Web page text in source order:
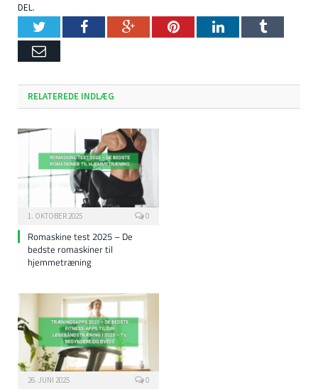
DEL.
TwitterFacebookGoogle+PinterestLinkedInTumblr
Email
RELATEREDE INDLÆG
1. OKTOBER 2025 0
Romaskine test 2025 – De
bedste romaskiner til
hjemmetræning
26. JUNI 2025 0